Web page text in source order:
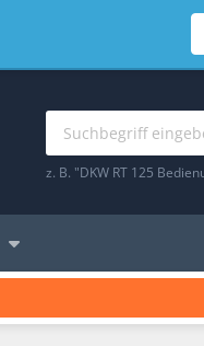
z. B. "DKW RT 125